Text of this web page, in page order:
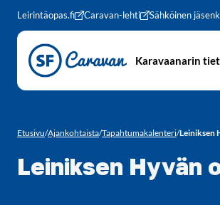
Siirry sivun sisältöön
Leirintäopas.fi Caravan-lehti Sähköinen
Karavaanarin
Etusivu/Ajankohtaista/Tapahtumakalenteri/Leiniksen
Leiniksen Hyvän